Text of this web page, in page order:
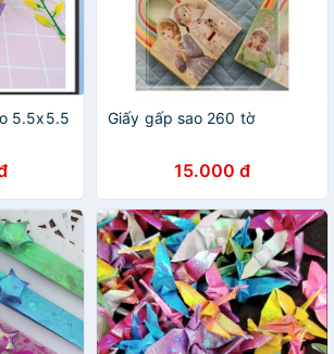
5.5x5.5
Giấy gấp sao 260 tờ
15.000 đ